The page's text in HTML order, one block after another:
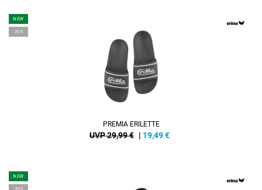
NEW
-35%
PREMIA ERILETTE
UVP 29,99 € | 19,49€
NEW
-35%